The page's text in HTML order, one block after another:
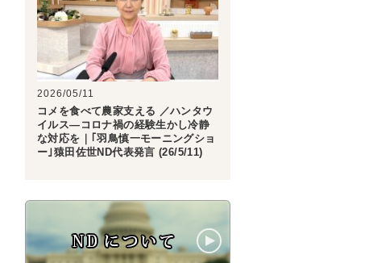
2026/05/11
コメを食べて農家支える ／ハンタウ
イルス―コロナ禍の経験生かし冷静
な対応を｜｢羽鳥慎一モーニングショ
ー｣猿田佐世ND代表発言 (26/5/11)